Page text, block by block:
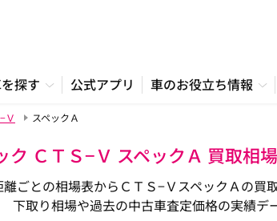
探す 公式アプリ 車のお役立ち情報
Ｖ スペックＡ
ク ＣＴＳ−Ｖ スペックＡ 買取相
ごとの相場表からＣＴＳ−ＶスペックＡの買
下取り相場や過去の中古車査定価格の実績デ